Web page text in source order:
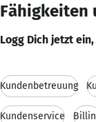
Fähigkeiten
Logg Dich jetzt
Kundenbetreuung
Kundenservice